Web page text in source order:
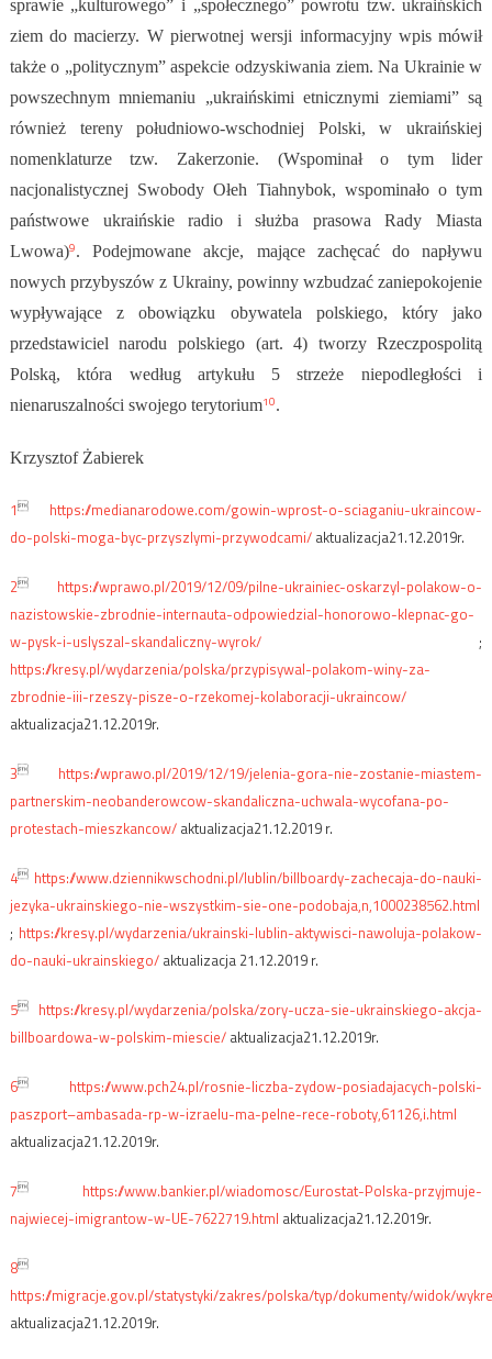
sprawie „kulturowego” i „społecznego” powrotu tzw. ukraińskich
ziem do macierzy. W pierwotnej wersji informacyjny wpis mówił
także o „politycznym” aspekcie odzyskiwania ziem. Na Ukrainiew
powszechnym mniemaniu „ukraińskimi etnicznymi ziemiami” są
również tereny południowo-wschodniej Polski, w ukraińskiej
nomenklaturze tzw. Zakerzonie. (Wspominał o tym lider
nacjonalistycznej Swobody Ołeh Tiahnybok, wspominało o tym
państwowe ukraińskie radio i służba prasowa Rady Miasta
Lwowa)9.Podejmowane akcje, mające zachęcać do napływu
nowych przybyszów z Ukrainy, powinny wzbudzać zaniepokojenie
wypływające z obowiązku obywatela polskiego, który jako
przedstawiciel narodu polskiego (art. 4) tworzy Rzeczpospolitą
Polską, która według artykułu 5 strzeże niepodległości i
nienaruszalności swojego terytorium10.
Krzysztof Żabierek
1
https://medianarodowe.com/gowin-wprost-o-sciaganiu-ukraincow-
do-polski-moga-byc-przyszlymi-przywodcami/aktualizacja21.12.2019r.
2
https://wprawo.pl/2019/12/09/pilne-ukrainiec-oskarzyl-polakow-o-
nazistowskie-zbrodnie-internauta-odpowiedzial-honorowo-klepnac-go-
w-pysk-i-uslyszal-skandaliczny-wyrok/;
https://kresy.pl/wydarzenia/polska/przypisywal-polakom-winy-za-
zbrodnie-iii-rzeszy-pisze-o-rzekomej-kolaboracji-ukraincow/
aktualizacja21.12.2019r.
3
https://wprawo.pl/2019/12/19/jelenia-gora-nie-zostanie-miastem-
partnerskim-neobanderowcow-skandaliczna-uchwala-wycofana-po-
protestach-mieszkancow/aktualizacja21.12.2019 r.
4 https://www.dziennikwschodni.pl/lublin/billboardy-zachecaja-do-nauki-
jezyka-ukrainskiego-nie-wszystkim-sie-one-podobaja,n,1000238562.html
; https://kresy.pl/wydarzenia/ukrainski-lublin-aktywisci-nawoluja-polakow-
do-nauki-ukrainskiego/aktualizacja 21.12.2019 r.
5
https://kresy.pl/wydarzenia/polska/zory-ucza-sie-ukrainskiego-akcja-
billboardowa-w-polskim-miescie/aktualizacja21.12.2019r.
6
https://www.pch24.pl/rosnie-liczba-zydow-posiadajacych-polski-
paszport–ambasada-rp-w-izraelu-ma-pelne-rece-roboty,61126,i.html
aktualizacja21.12.2019r.
7
https://www.bankier.pl/wiadomosc/Eurostat-Polska-przyjmuje-
najwiecej-imigrantow-w-UE-7622719.html aktualizacja21.12.2019r.
8
https://migracje.gov.pl/statystyki/zakres/polska/typ/dokumenty/widok/
aktualizacja21.12.2019r.